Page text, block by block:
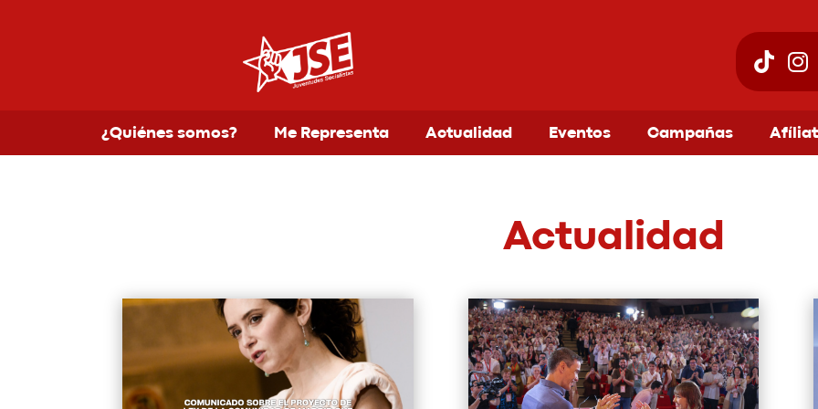
¿Quiénes somos? Me Representa Actualidad Eventos Campañas
Actualidad